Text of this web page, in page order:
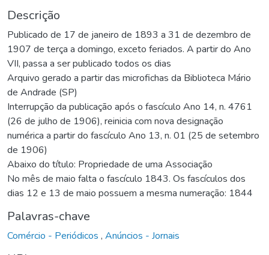
Descrição
Publicado de 17 de janeiro de 1893 a 31 de dezembro de
1907 de terça a domingo, exceto feriados. A partir do Ano
VII, passa a ser publicado todos os dias
Arquivo gerado a partir das microfichas da Biblioteca Mário
de Andrade (SP)
Interrupção da publicação após o fascículo Ano 14, n. 4761
(26 de julho de 1906), reinicia com nova designação
numérica a partir do fascículo Ano 13, n. 01 (25 de setembro
de 1906)
Abaixo do título: Propriedade de uma Associação
No mês de maio falta o fascículo 1843. Os fascículos dos
dias 12 e 13 de maio possuem a mesma numeração: 1844
Palavras-chave
Comércio - Periódicos , Anúncios - Jornais